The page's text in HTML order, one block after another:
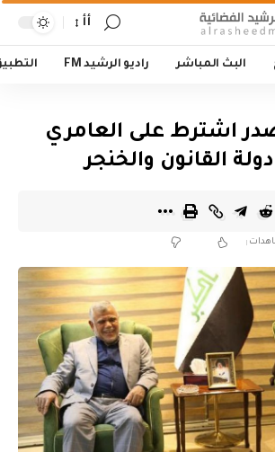
أأ
البث المباشر راديو الرشيد FM
اشترط على العامري
القانون والخنجر